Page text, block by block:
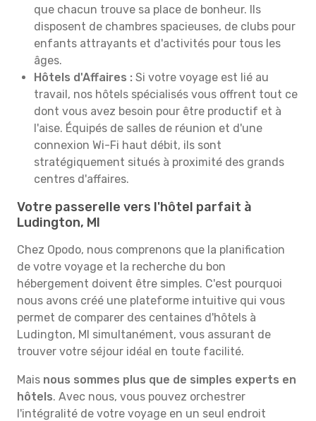
que chacun trouve sa place de bonheur. Ils
disposent de chambres spacieuses, de clubs pour
enfants attrayants et d'activités pour tous les
âges.
Hôtels d'Affaires : Si votre voyage est lié au
travail, nos hôtels spécialisés vous offrent tout ce
dont vous avez besoin pour être productif et à
l'aise. Équipés de salles de réunion et d'une
connexion Wi-Fi haut débit, ils sont
stratégiquement situés à proximité des grands
centres d'affaires.
Votre passerelle vers l'hôtel parfait à
Ludington, MI
Chez Opodo, nous comprenons que la planification
de votre voyage et la recherche du bon
hébergement doivent être simples. C'est pourquoi
nous avons créé une plateforme intuitive qui vous
permet de comparer des centaines d'hôtels à
Ludington, MI simultanément, vous assurant de
trouver votre séjour idéal en toute facilité.
Mais nous sommes plus que de simples experts en
hôtels. Avec nous, vous pouvez orchestrer
l'intégralité de votre voyage en un seul endroit